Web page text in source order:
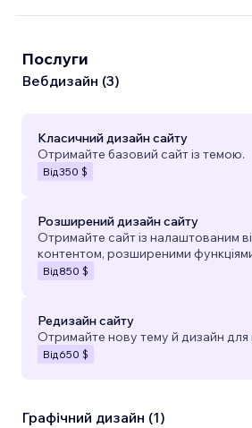
Послуги
Вебдизайн (3)
Класичний дизайн сайту
Отримайте базовий сайт із темою.
Від350 $
Розширений дизайн сайту
Отримайте сайт із налаштованим
контентом, розширеними
Від 850 $
Редизайн сайту
Отримайте нову тему й дизайн для
Від 650 $
Графічний дизайн (1)